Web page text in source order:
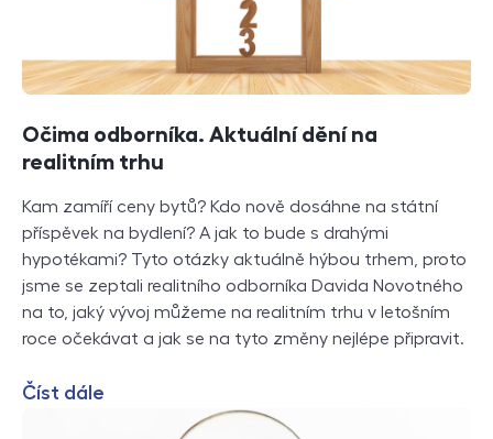
Očima odborníka. Aktuální dění na
realitním trhu
Kam zamíří ceny bytů? Kdo nově dosáhne na státní
příspěvek na bydlení? A jak to bude s drahými
hypotékami? Tyto otázky aktuálně hýbou trhem, proto
jsme se zeptali realitního odborníka Davida Novotného
na to, jaký vývoj můžeme na realitním trhu v letošním
roce očekávat a jak se na tyto změny nejlépe připravit.
Číst dále